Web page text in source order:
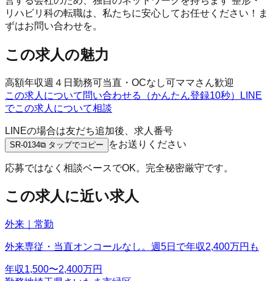
リハビリ科の転職は、私たちに安心してお任せください！ま
ずはお問い合わせを。
この求人の魅力
高額年収週４日勤務可当直・OCなし可ママさん歓迎
この求人について問い合わせる（かんたん登録10秒）
LINE
でこの求人について相談
LINEの場合は友だち追加後、求人番号
SR-0134⧉ タップでコピー をお送りください
応募ではなく相談ベースでOK。完全秘密厳守です。
この求人に近い求人
外来｜常勤
外来専従・当直オンコールなし。週5日で年収2,400万円も
年収1,500〜2,400万円